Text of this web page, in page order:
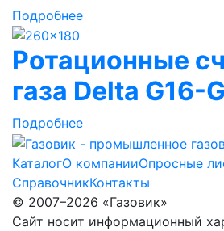
Подробнее
Ротационные
газа Delta G16-
Подробнее
КаталогО компанииОпросные
СправочникКонтакты
© 2007–2026 «Газовик»
Сайт носит информационный